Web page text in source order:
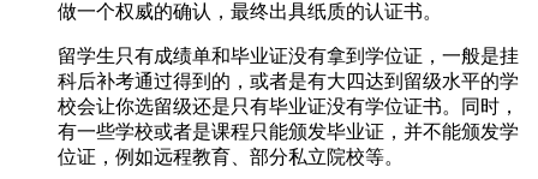
做一个权威的确认，最终出具纸质的认证书。
留学生只有成绩单和毕业证没有拿到学位证，一般是挂
科后补考通过得到的，或者是有大四达到留级水平的学
校会让你选留级还是只有毕业证没有学位证书。同时，
有一些学校或者是课程只能颁发毕业证，并不能颁发学
位证，例如远程教育、部分私立院校等。